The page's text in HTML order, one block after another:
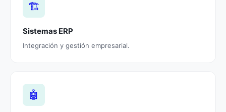
🏗️
Sistemas ERP
Integración y gestión empresarial.
🤖